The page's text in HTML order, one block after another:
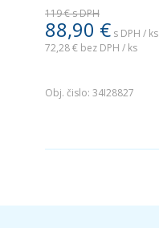
119 €s DPH
88,90 € s DPH / ks
72,28 € bez DPH / ks
Obj. čislo: 34I28827